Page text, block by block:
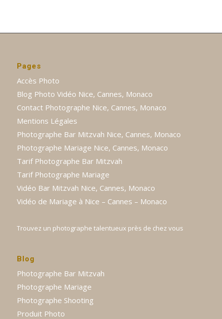
Pages
Accès Photo
Blog Photo Vidéo Nice, Cannes, Monaco
Contact Photographe Nice, Cannes, Monaco
Mentions Légales
Photographe Bar Mitzvah Nice, Cannes, Monaco
Photographe Mariage Nice, Cannes, Monaco
Tarif Photographe Bar Mitzvah
Tarif Photographe Mariage
Vidéo Bar Mitzvah Nice, Cannes, Monaco
Vidéo de Mariage à Nice – Cannes – Monaco
Trouvez un photographe talentueux près de chez vous
Blog
Photographe Bar Mitzvah
Photographe Mariage
Photographe Shooting
Produit Photo